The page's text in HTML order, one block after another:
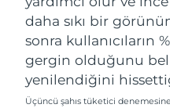
daha sıkı bir
sonra kullanıcıların
gergin olduğunu
yenilendiğini
Üçüncü şahıs tüketici denemesine
Polonya
Portekiz
Porto Riko